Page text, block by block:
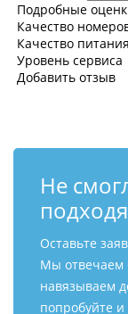
Подробные
Качество
Качество питания
Уровень сервиса
Добавить отзыв
Не
Оставьте
Мы отвечаем
навязываем
попробуйте и